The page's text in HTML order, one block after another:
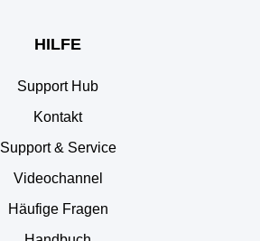
HILFE
Support Hub
Kontakt
Support & Service
Videochannel
Häufige Fragen